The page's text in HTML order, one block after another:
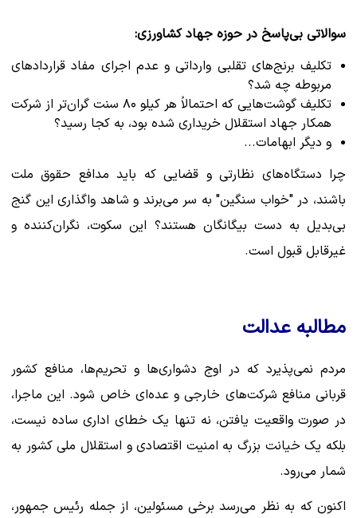
سوالاتی بی‌پاسخ در حوزه جهاد کشاورزی:
تکلیف برنج‌های تقلبی وارداتی و عدم اجرای مفاد قراردادهای
مربوطه چه شد؟
تکلیف گوشت‌هایی که احتمالاً هر کیلو ۸۰ سنت گران‌تر از شرکت
همکار جهاد استقلال خریداری شده بود، به کجا رسید؟
و دیگر ابهامات...
چرا دستگاه‌های نظارتی و قضایی که باید مدافع حقوق ملت
باشند، در "خواب سنگین" به سر می‌برند و شاهد واگذاری این گنج
بی‌بدیل به دست بیگانگان هستند؟ این سکوت، نگران‌کننده و
غیرقابل قبول است.
مطالبه عدالت
مردم نمی‌پذیرد که در اوج دشواری‌ها و تحریم‌ها، منافع کشور
قربانی منافع شرکت‌های خارجی و عده‌ای خاص شود. این ماجرا،
در صورت واقعیت یافتن، نه تنها یک خطای اداری ساده نیست،
بلکه یک خیانت بزرگ به امنیت اقتصادی و استقلال ملی کشور به
شمار می‌رود.
اکنون که به نظر می‌رسد برخی مسئولین، از جمله رئیس جمهور،